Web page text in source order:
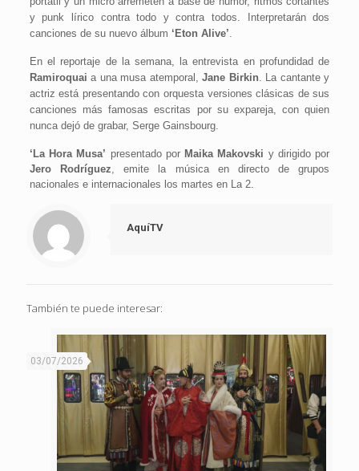
y punk lírico contra todo y contra todos. Interpretarán dos
canciones de su nuevo álbum ‘Eton Alive’.
En el reportaje de la semana, la entrevista en profundidad de
Ramiroquaia una musa atemporal,Jane Birkin. La cantante y
actriz está presentando con orquesta versiones clásicas de sus
canciones más famosas escritas por su expareja, con quien
nunca dejó de grabar, Serge Gainsbourg.
‘La Hora Musa’ presentado por Maika Makovski y dirigido por
Jero Rodríguez, emite la música en directo de grupos
nacionales e internacionales los martes en La 2.
AquíTV
También te puede interesar:
03/07/2026